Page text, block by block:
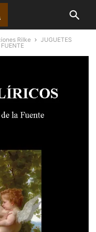
Rilke
JUGUETES